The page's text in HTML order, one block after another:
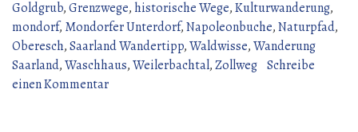
Gau
(14
Juni
2026)“
Goldgrub,Grenzwege, historische Wege,Kulturwanderung,
mondorf, Mondorfer Unterdorf,Napoleonbuche,Naturpfad,
Oberesch,Saarland Wandertipp,Waldwisse,Wanderung
Saarland,Waschhaus,Weilerbachtal,Zollweg Schreibe
einen Kommentarzu